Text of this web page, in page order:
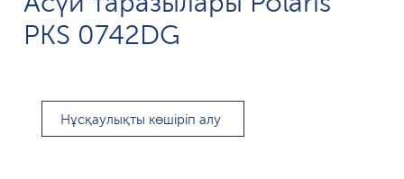
PKS 0742DG
Нұсқаулықты көшіріп алу